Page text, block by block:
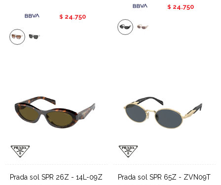
$ 24.750
$ 24.750
Prada sol SPR 26Z - 14L-09Z
Prada sol SPR 65Z - ZVN09T